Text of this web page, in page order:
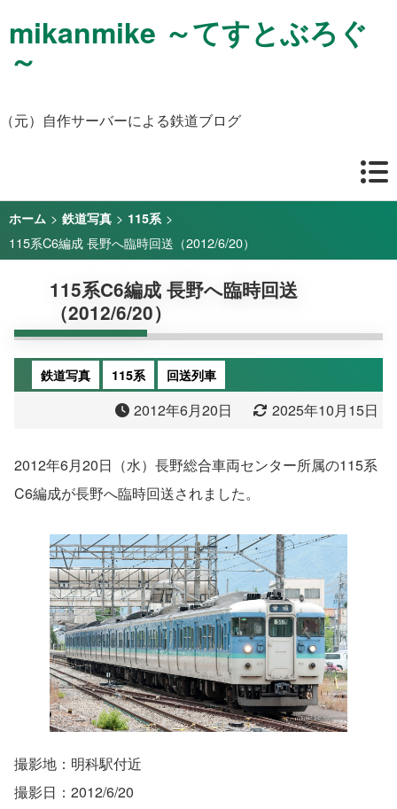
mikanmike ～てすとぶろぐ
～
（元）自作サーバーによる鉄道ブログ
ホーム > 鉄道写真 > 115系 >
115系C6編成 長野へ臨時回送（2012/6/20）
115系C6編成 長野へ臨時回送
（2012/6/20）
鉄道写真 115系 回送列車
2012年6月20日 2025年10月15日
2012年6月20日（水）長野総合車両センター所属の115系
C6編成が長野へ臨時回送されました。
撮影地：明科駅付近
撮影日：2012/6/20